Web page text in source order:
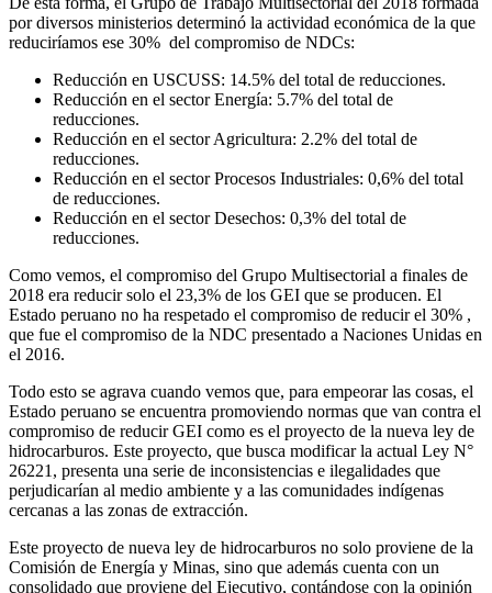
por diversos ministerios determinó la actividad económica de la que
reduciríamos ese 30% del compromiso de NDCs:
Reducción en USCUSS: 14.5% del total de reducciones.
Reducción en el sector Energía: 5.7% del total de
reducciones.
Reducción en el sector Agricultura: 2.2% del total de
reducciones.
Reducción en el sector Procesos Industriales: 0,6% del total
de reducciones.
Reducción en el sector Desechos: 0,3% del total de
reducciones.
Como vemos, el compromiso del Grupo Multisectorial a finales de
2018 era reducir solo el 23,3% de los GEI que se producen. El
Estado peruano no ha respetado el compromiso de reducir el 30% ,
que fue el compromiso de la NDC presentado a Naciones Unidas en
el 2016.
Todo esto se agrava cuando vemos que, para empeorar las cosas, el
Estado peruano se encuentra promoviendo normas que van contra el
compromiso de reducir GEI como es el proyecto de la nueva ley de
hidrocarburos. Este proyecto, que busca modificar la actual Ley N°
26221, presenta una serie de inconsistencias e ilegalidades que
perjudicarían al medio ambiente y a las comunidades indígenas
cercanas a las zonas de extracción.
Este proyecto de nueva ley de hidrocarburos no solo proviene de la
Comisión de Energía y Minas, sino que además cuenta con un
consolidado que proviene del Ejecutivo, contándose con la opinión